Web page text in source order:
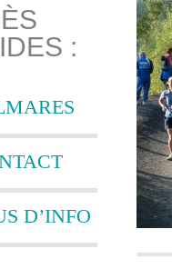
:
D’INFO